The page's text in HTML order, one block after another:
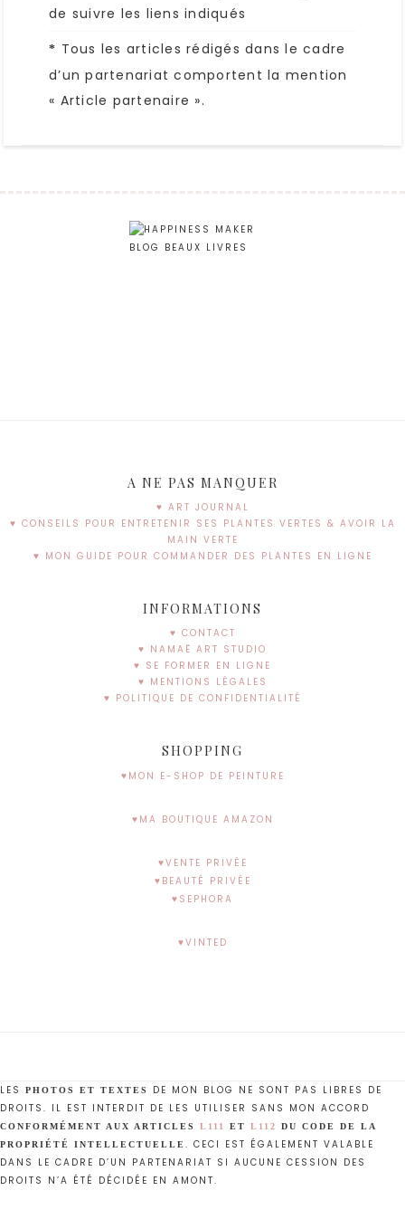
de suivre les liens indiqués
* Tous les articles rédigés dans le cadre
d’un partenariat comportent la mention
« Article partenaire ».
A NE PAS MANQUER
♥ ART JOURNAL
♥ CONSEILS POUR ENTRETENIR SES PLANTES VERTES & AVOIR LA
MAIN VERTE
♥ MON GUIDE POUR COMMANDER DES PLANTES EN LIGNE
INFORMATIONS
♥ CONTACT
♥ NAMAË ART STUDIO
♥ SE FORMER EN LIGNE
♥ MENTIONS LÉGALES
♥ POLITIQUE DE CONFIDENTIALITÉ
SHOPPING
♥MON E-SHOP DE PEINTURE
♥MA BOUTIQUE AMAZON
♥VENTE PRIVÉE
♥BEAUTÉ PRIVÉE
♥SEPHORA
♥VINTED
LES PHOTOS ET TEXTES DE MON BLOG NE SONT PAS LIBRES DE
DROITS. IL EST INTERDIT DE LES UTILISER SANS MON ACCORD
CONFORMÉMENT AUX ARTICLES L111 ET L112
DU CODE DE LA
PROPRIÉTÉ INTELLECTUELLE . CECI EST ÉGALEMENT VALABLE
DANS LE CADRE D’UN PARTENARIAT SI AUCUNE CESSION DES
DROITS N’A ÉTÉ DÉCIDÉE EN AMONT.